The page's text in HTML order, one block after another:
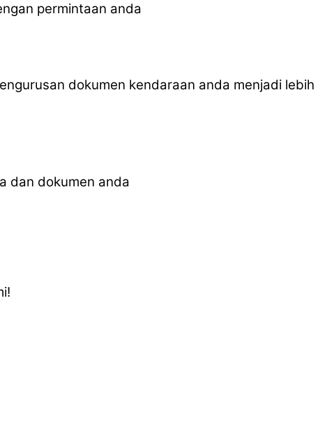
permintaan anda
dokumen kendaraan anda menjadi lebih
dan dokumen anda